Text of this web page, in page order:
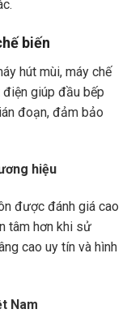
biến
hút mùi, máy chế
giúp đầu bếp
đoạn, đảm bảo
hiệu
được đánh giá cao
tâm hơn khi sử
cao uy tín và hình
Nam